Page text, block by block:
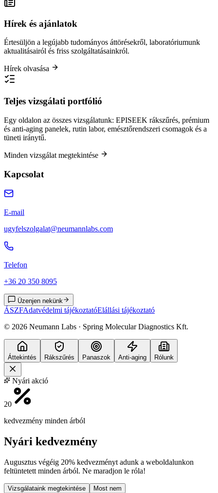
Hírek és ajánlatok
Értesüljön a legújabb tudományos áttörésekről, laboratóriumunk
aktualitásairól és friss szolgáltatásainkról.
Hírek olvasása
Teljes vizsgálati portfólió
Egy oldalon az összes vizsgálatunk: EPISEEK rákszűrés, prémium
és anti-aging panelek, rutin labor, emésztőrendszeri csomagok és a
tüneti iránytű.
Minden vizsgálat megtekintése
Kapcsolat
E-mail
ugyfelszolgalat@neumannlabs.com
Telefon
+36 20 350 8095
Üzenjen nekünk
ÁSZFAdatvédelmi tájékoztatóElállási tájékoztató
© 2026 Neumann Labs · Spring Molecular Diagnostics Kft.
Áttekintés Rákszűrés Panaszok Anti-aging Rólunk
Nyári akció
20
kedvezmény minden árból
Nyári kedvezmény
Augusztus végéig 20% kedvezményt adunk a weboldalunkon
feltüntetett minden árból. Ne maradjon le róla!
Vizsgálataink megtekintése Most nem